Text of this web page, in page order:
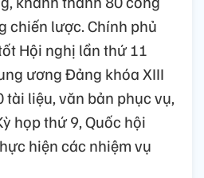
chiến lược. Chính phủ
Hội nghị lần thứ 11
ương Đảng khóa XIII
tài liệu, văn bản phục vụ,
họp thứ 9, Quốc hội
hiện các nhiệm vụ